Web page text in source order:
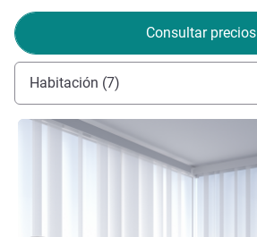
Consultar precios
Habitación (7)
Más información